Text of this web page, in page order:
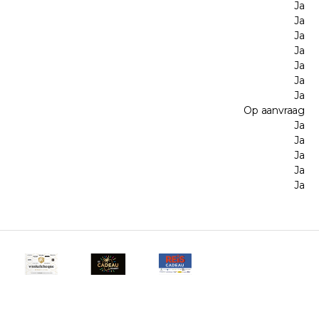
Ja
Ja
Ja
Ja
Ja
Ja
Ja
Op aanvraag
Ja
Ja
Ja
Ja
Ja